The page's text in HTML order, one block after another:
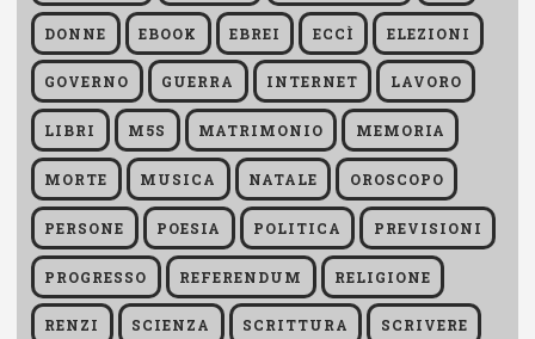
DONNE EBOOK EBREI ECCÌ ELEZIONI
GOVERNO GUERRA INTERNET LAVORO
LIBRI M5S MATRIMONIO MEMORIA
MORTE MUSICA NATALE OROSCOPO
PERSONE POESIA POLITICA PREVISIONI
PROGRESSO REFERENDUM RELIGIONE
RENZI SCIENZA SCRITTURA SCRIVERE